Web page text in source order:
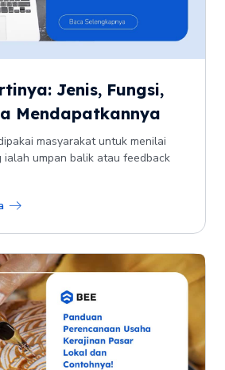
Jenis, Fungsi,
Mendapatkannya
masyarakat untuk menilai
ialah umpan balik atau feedback